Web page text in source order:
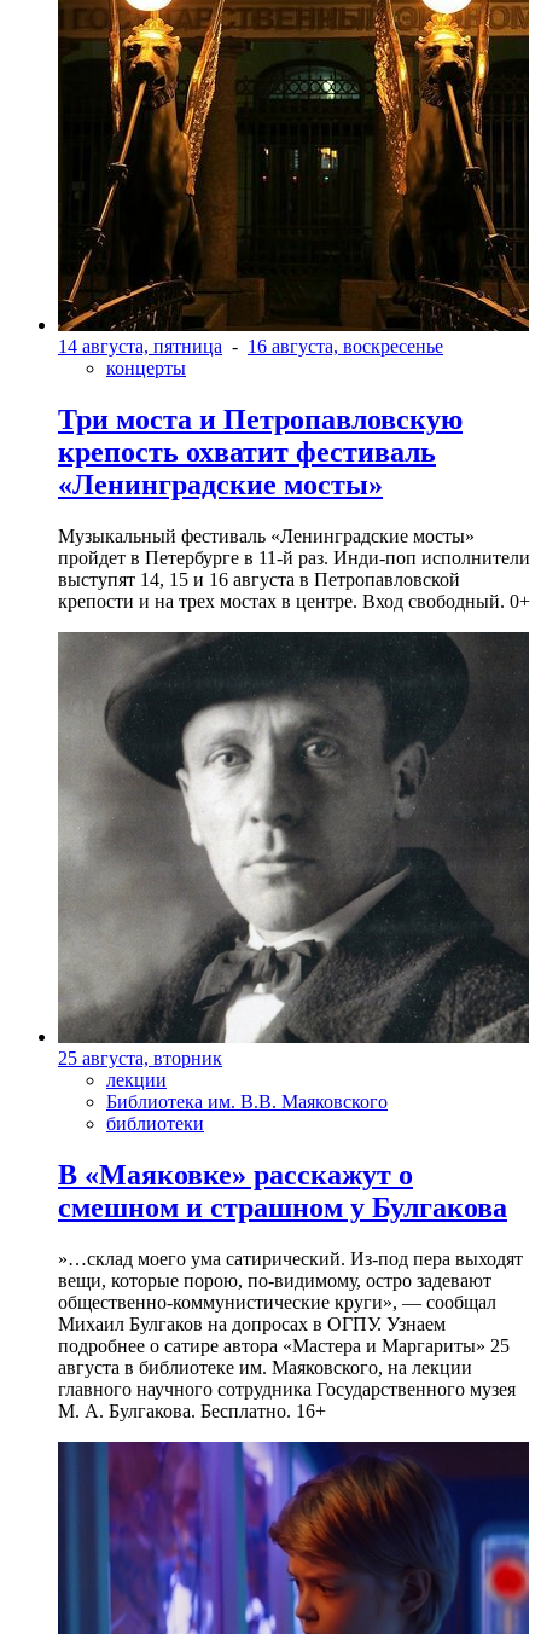
14 августа, пятница - 16 августа, воскресенье
концерты
Три моста и Петропавловскую
крепость охватит фестиваль
«Ленинградские мосты»
Музыкальный фестиваль «Ленинградские мосты»
пройдет в Петербурге в 11-й раз. Инди-поп исполнители
выступят 14, 15 и 16 августа в Петропавловской
крепости и на трех мостах в центре. Вход свободный. 0+
25 августа, вторник
лекции
Библиотека им. В.В. Маяковского
библиотеки
В «Маяковке» расскажут о
смешном и страшном у Булгакова
»…склад моего ума сатирический. Из-под пера выходят
вещи, которые порою, по-видимому, остро задевают
общественно-коммунистические круги», — сообщал
Михаил Булгаков на допросах в ОГПУ. Узнаем
подробнее о сатире автора «Мастера и Маргариты» 25
августа в библиотеке им. Маяковского, на лекции
главного научного сотрудника Государственного музея
М. А. Булгакова. Бесплатно. 16+